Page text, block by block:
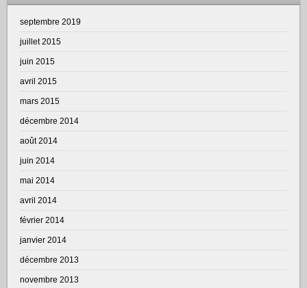
septembre 2019
juillet 2015
juin 2015
avril 2015
mars 2015
décembre 2014
août 2014
juin 2014
mai 2014
avril 2014
février 2014
janvier 2014
décembre 2013
novembre 2013